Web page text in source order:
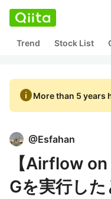
Trend Stock List
infoMore than 5 years
@Esfahan
【Airflow
Gを実行し